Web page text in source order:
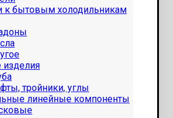
к бытовым холодильникам
тройники, углы
линейные компоненты